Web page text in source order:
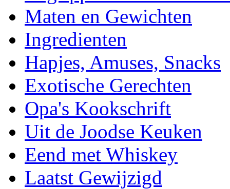
Maten en Gewichten
Ingredienten
Hapjes, Amuses, Snacks
Exotische Gerechten
Opa's Kookschrift
Uit de Joodse Keuken
Eend met Whiskey
Laatst Gewijzigd